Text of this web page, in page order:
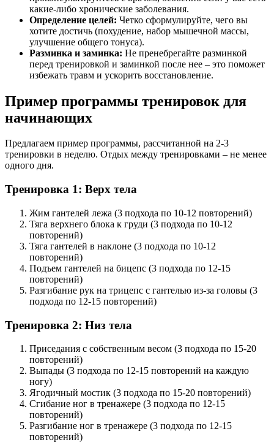
какие-либо хронические заболевания.
Определение целей: Четко сформулируйте, чего вы
хотите достичь (похудение, набор мышечной массы,
улучшение общего тонуса).
Разминка и заминка: Не пренебрегайте разминкой
перед тренировкой и заминкой после нее – это поможет
избежать травм и ускорить восстановление.
Пример программы тренировок для
начинающих
Предлагаем пример программы, рассчитанной на 2-3
тренировки в неделю. Отдых между тренировками – не менее
одного дня.
Тренировка 1: Верх тела
Жим гантелей лежа (3 подхода по 10-12 повторений)
Тяга верхнего блока к груди (3 подхода по 10-12
повторений)
Тяга гантелей в наклоне (3 подхода по 10-12
повторений)
Подъем гантелей на бицепс (3 подхода по 12-15
повторений)
Разгибание рук на трицепс с гантелью из-за головы (3
подхода по 12-15 повторений)
Тренировка 2: Низ тела
Приседания с собственным весом (3 подхода по 15-20
повторений)
Выпады (3 подхода по 12-15 повторений на каждую
ногу)
Ягодичный мостик (3 подхода по 15-20 повторений)
Сгибание ног в тренажере (3 подхода по 12-15
повторений)
Разгибание ног в тренажере (3 подхода по 12-15
повторений)